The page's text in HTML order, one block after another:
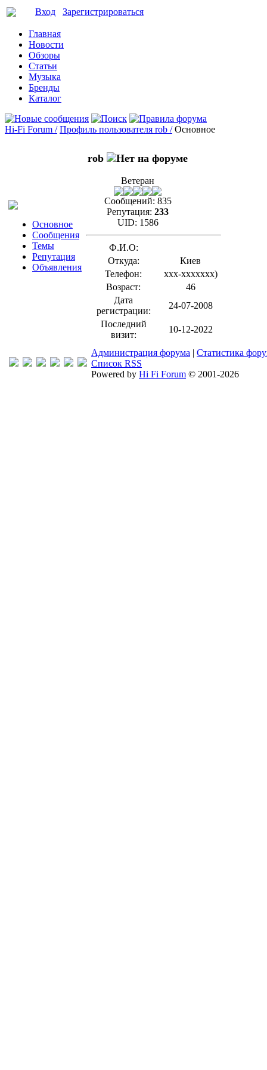
Вход Зарегистрироваться
Главная
Новости
Обзоры
Статьи
Музыка
Бренды
Каталог
Hi-Fi Forum / Профиль пользователя rob / Основное
Основное
Сообщения
Темы
Репутация
Объявления
rob
Ветеран
Сообщений: 835
Репутация: 233
UID: 1586
Ф.И.О:
Откуда:
Киев
Телефон:
xxx-xxxxxxx)
Возраст:
46
Дата
регистрации:
24-07-2008
Последний
визит:
10-12-2022
Администрация форума | Статистика
Список RSS
Powered by Hi Fi Forum © 2001-2026